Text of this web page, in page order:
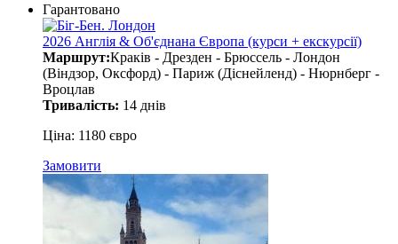
Гарантовано
2026 Англія & Об'єднана Європа (курси + екскурсії)
Маршрут:Краків - Дрезден - Брюссель - Лондон
(Віндзор, Оксфорд) - Париж (Діснейленд) - Нюрнберг -
Вроцлав
Тривалість: 14 днів
Ціна: 1180 євро
Замовити